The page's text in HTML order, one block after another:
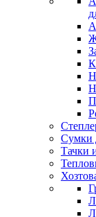
Сумки
Тачки